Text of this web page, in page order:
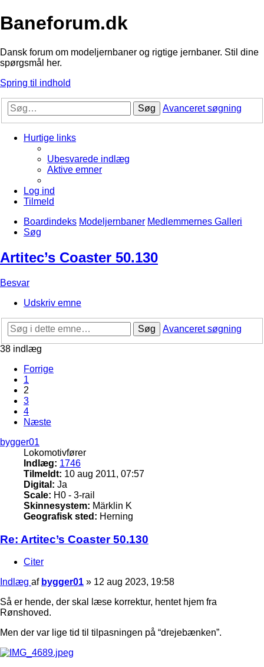
Baneforum.dk
Dansk forum om modeljernbaner og rigtige jernbaner. Stil dine
spørgsmål her.
Spring til indhold
Søg Avanceret søgning
Hurtige links
Ubesvarede indlæg
Aktive emner
Log ind
Tilmeld
Boardindeks Modeljernbaner Medlemmernes Galleri
Søg
Artitec’s Coaster 50.130
Besvar
Udskriv emne
Søg
Avanceret søgning
38 indlæg
Forrige
1
2
3
4
Næste
bygger01
Lokomotivfører
Indlæg: 1746
Tilmeldt: 10 aug 2011, 07:57
Digital: Ja
Scale: H0 - 3-rail
Skinnesystem: Märklin K
Geografisk sted: Herning
Re: Artitec’s Coaster 50.130
Citer
Indlæg af bygger01 » 12 aug 2023, 19:58
Så er hende, der skal læse korrektur, hentet hjem fra
Rønshoved.
Men der var lige tid til tilpasningen på “drejebænken”.